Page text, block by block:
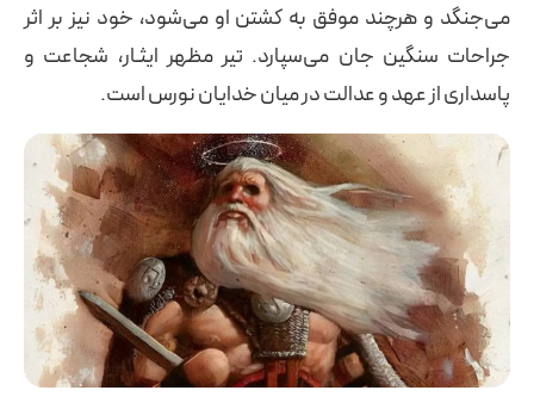
می‌جنگد و هرچند موفق به کشتن او می‌شود، خود نیز بر اثر
جراحات سنگین جان می‌سپارد. تیر مظهر ایثـار، شجاعت و
پاسداری از عهد و عدالت در میان خدایان نورس است.